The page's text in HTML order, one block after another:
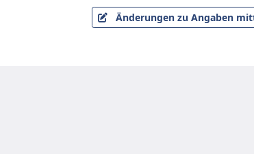
Änderungen zu Angaben